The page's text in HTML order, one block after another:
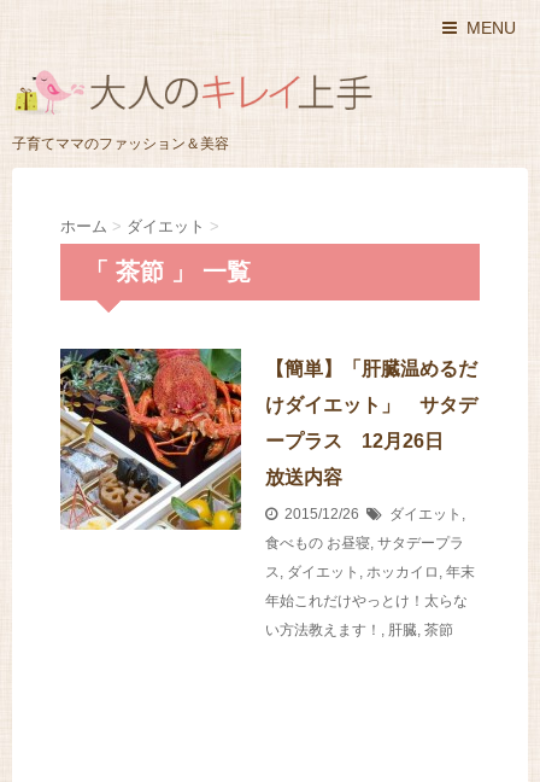
MENU
子育てママのファッション＆美容
ホーム > ダイエット >
「 茶節 」 一覧
【簡単】「肝臓温めるだ
けダイエット」 サタデ
ープラス 12月26日
放送内容
2015/12/26 ダイエット ,
食べもの お昼寝, サタデープラ
ス, ダイエット , ホッカイロ , 年末
年始これだけやっとけ！太らな
い方法教えます！ , 肝臓, 茶節